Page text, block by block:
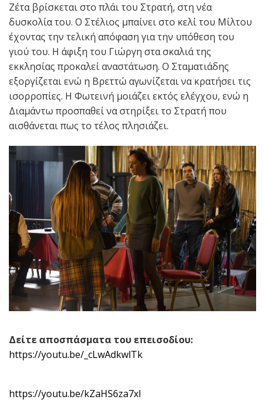
Ζέτα βρίσκεται στο πλάι του Στρατή, στη νέα
δυσκολία του. Ο Στέλιος μπαίνει στο κελί του Μίλτου
έχοντας την τελική απόφαση για την υπόθεση του
γιού του. Η άφιξη του Γιώργη στα σκαλιά της
εκκλησίας προκαλεί αναστάτωση. Ο Σταματιάδης
εξοργίζεται ενώ η Βρεττώ αγωνίζεται να κρατήσει τις
ισορροπίες. Η Φωτεινή μοιάζει εκτός ελέγχου, ενώ η
Διαμάντω προσπαθεί να στηρίξει το Στρατή που
αισθάνεται πως το τέλος πλησιάζει.
Δείτε αποσπάσματα του επεισοδίου:
https://youtu.be/_ cLwAdkwlTk
https://youtu.be/kZaHS6za7xI